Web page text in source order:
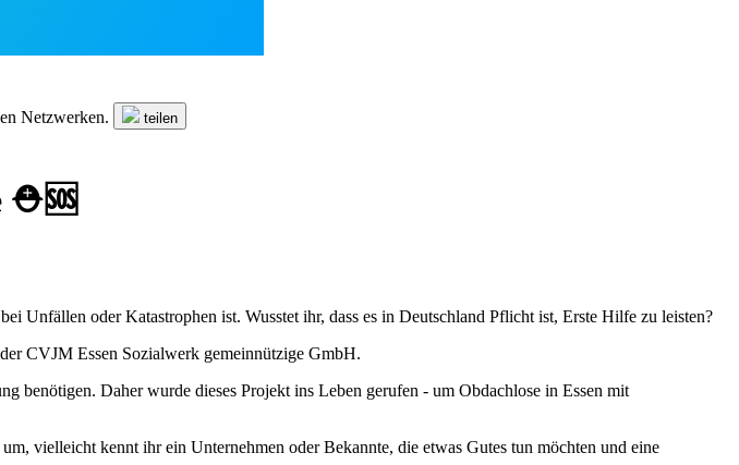
Netzwerken.
teilen
⛑️🆘
Unfällen oder Katastrophen ist. Wusstet ihr, dass es in Deutschland Pflicht ist, Erste Hilfe zu leisten?
CVJM Essen Sozialwerk gemeinnützige GmbH.
benötigen. Daher wurde dieses Projekt ins Leben gerufen - um Obdachlose in Essen mit
vielleicht kennt ihr ein Unternehmen oder Bekannte, die etwas Gutes tun möchten und eine